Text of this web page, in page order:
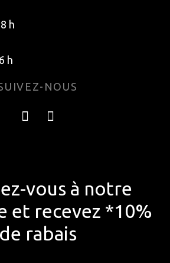
h
h
NOUS
vous à notre
et recevez *10%
de rabais